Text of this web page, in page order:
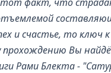
и счастье, то ключ
прохождению Вы
Рами Блекта -